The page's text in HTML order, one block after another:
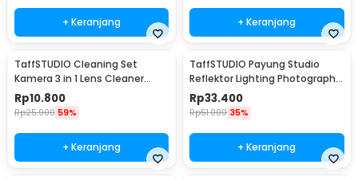
+ Keranjang + Keranjang
TaffSTUDIO Cleaning Set
Kamera 3 in 1 Lens Cleaner
Blower - LP-1
Rp10.800
Rp25.900 59%
+ Keranjang
TaffSTUDIO Payung Studio
Reflektor Lighting Photography
Flash 80cm - UB-004
Rp33.400
Rp51.000 35%
+ Keranjang